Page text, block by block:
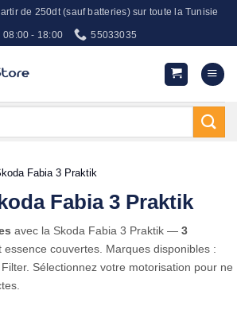
de 250dt (sauf batteries) sur toute la Tunisie
08:00 - 18:00 55033035
Fabia 3 Praktik
Fabia 3 Praktik
avec la Skoda Fabia 3 Praktik — 3
essence couvertes. Marques disponibles :
Sélectionnez votre motorisation pour ne